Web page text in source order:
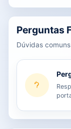
Perguntas
Dúvidas